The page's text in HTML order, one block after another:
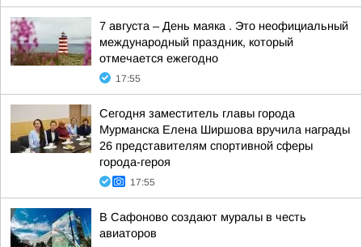
7 августа – День маяка . Это неофициальный
международный праздник, который
отмечается ежегодно
17:55
Сегодня заместитель главы города
Мурманска Елена Ширшова вручила награды
26 представителям спортивной сферы
города-героя
17:55
В Сафоново создают муралы в честь
авиаторов